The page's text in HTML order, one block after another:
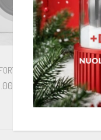
MKII A5 WHITE EXPO